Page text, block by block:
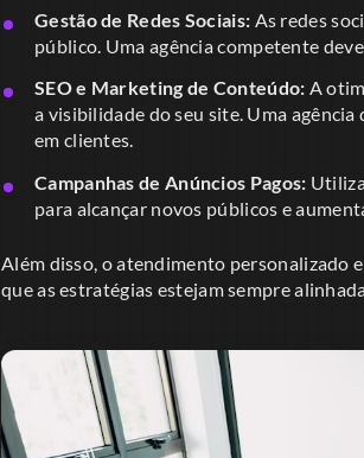
Gestão de Redes Sociais: As redes
público. Uma agência competente
SEO e Marketing de Conteúdo: A
a visibilidade do seu site. Uma
em clientes.
Campanhas de Anúncios Pagos:
para alcançar novos públicos e
Além disso, o atendimento personalizado
que as estratégias estejam sempre